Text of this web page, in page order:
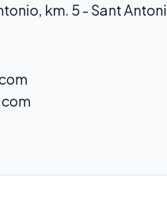
km. 5 - Sant Antoni